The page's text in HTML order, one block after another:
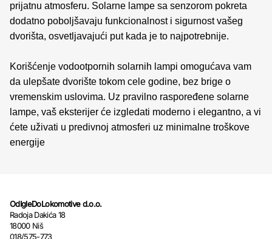
prijatnu atmosferu. Solarne lampe sa senzorom pokreta
dodatno poboljšavaju funkcionalnost i sigurnost vašeg
dvorišta, osvetljavajući put kada je to najpotrebnije.
Korišćenje vodootpornih solarnih lampi omogućava vam
da ulepšate dvorište tokom cele godine, bez brige o
vremenskim uslovima. Uz pravilno raspoređene solarne
lampe, vaš eksterijer će izgledati moderno i elegantno, a vi
ćete uživati u predivnoj atmosferi uz minimalne troškove
energije
OdIgleDoLokomotive d.o.o.
Radoja Dakića 18
18000 Niš
018/575-773